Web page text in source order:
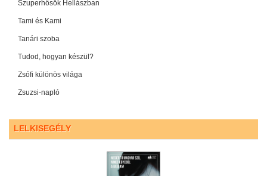
Szuperhősök Hellászban
Tami és Kami
Tanári szoba
Tudod, hogyan készül?
Zsófi különös világa
Zsuzsi-napló
LELKISEGÉLY